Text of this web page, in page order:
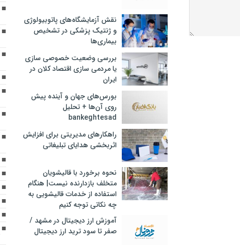
نقش آزمایشگاه‌های پاتوبیولوژی
و ژنتیک پزشکی در تشخیص
بیماری‌ها
بررسی وضعیت خصوصی سازی
یا مردمی سازی اقتصاد کلان در
ایران
بورس‌های جهان و آینده پیش
روی آن‌ها + تحلیل
bankeghtesad
راهکارهای مدیریتی برای افزایش
اثربخشی هدایای تبلیغاتی
نحوه برخورد با قالیشویان
متخلف بازدارنده نیست| هنگام
استفاده از خدمات قالیشویی به
چه نکاتی توجه کنیم
آموزش ارز دیجیتال در مشهد /
صفر تا سود ترید ارز دیجیتال